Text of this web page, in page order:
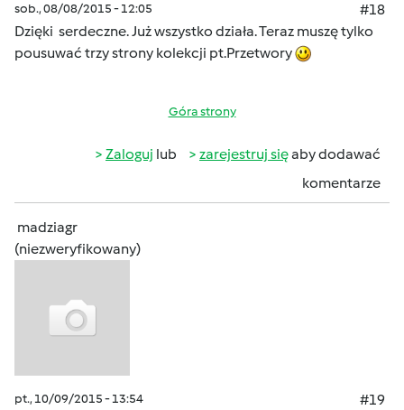
sob., 08/08/2015 - 12:05
#18
Dzięki serdeczne. Już wszystko działa. Teraz muszę tylko
pousuwać trzy strony kolekcji pt.Przetwory
Góra strony
Zaloguj lub zarejestruj sięaby dodawać
komentarze
madziagr
(niezweryfikowany)
pt., 10/09/2015 - 13:54
#19